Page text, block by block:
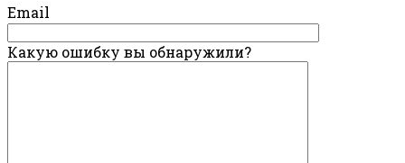
Email
Какую ошибку вы обнаружили?